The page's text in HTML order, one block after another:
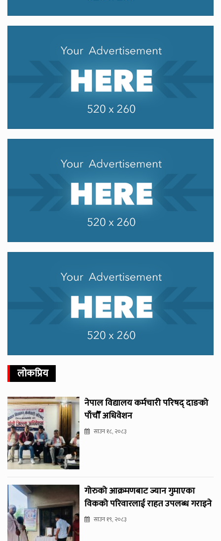
लोकप्रिय
नेपाल विद्यालय कर्मचारी परिषद् दाङको
पाँचौँ अधिवेशन
साउन १८, २०८३
गोरुको आक्रमणबाट ज्यान गुमाएका
विकको परिवारलाई राहत उपलब्ध गराइने
साउन १९, २०८३